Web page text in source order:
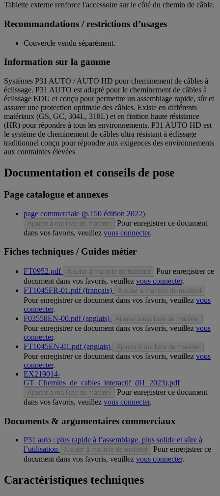
Tablette externe renforce l'accessoire sur le côté du chemin de câble.
Recommandations / restrictions d’usages
Couvercle vendu séparément.
Information sur la gamme
Systèmes P31 AUTO / AUTO HD pour cheminement de câbles à
éclissage. P31 AUTO est adapté pour le cheminement de câbles à
éclissage EDU et conçu pour permettre un assemblage rapide, sûr et
assurer une protection optimale des câbles. Existe en différents
matériaux (GS, GC, 304L, 318L) et en finition haute résistance
(HR) pour répondre à tous les environnements. P31 AUTO HD est
le système de cheminement de câbles ultra résistant à éclissage
traditionnel conçu pour répondre aux exigences des environnements
aux contraintes élevées
Documentation et conseils de pose
Page catalogue et annexes
page commerciale (p.150 édition 2022)
Ajouter à ma liste de matériel
Pour enregistrer ce document
dans vos favoris, veuillez vous connecter.
Fiches techniques / Guides métier
FT0952.pdf Ajouter à ma liste de matériel
Pour enregistrer ce
document dans vos favoris, veuillez vous connecter.
FT1045FR-01.pdf (français)
Ajouter à ma liste de matériel
Pour enregistrer ce document dans vos favoris, veuillez vous
connecter.
F03558EN-00.pdf (anglais)
Ajouter à ma liste de matériel
Pour enregistrer ce document dans vos favoris, veuillez vous
connecter.
FT1045EN-01.pdf (anglais)
Ajouter à ma liste de matériel
Pour enregistrer ce document dans vos favoris, veuillez vous
connecter.
EX219014-
GT_Chemins_de_cables_interactif_(01_2023).pdf
Ajouter à ma liste de matériel
Pour enregistrer ce document
dans vos favoris, veuillez vous connecter.
Documents & argumentaires commerciaux
P31 auto : plus rapide à l’assemblage, plus solide et sûre à
l’utilisation
Ajouter à ma liste de matériel
Pour enregistrer ce
document dans vos favoris, veuillez vous connecter.
Caractéristiques techniques